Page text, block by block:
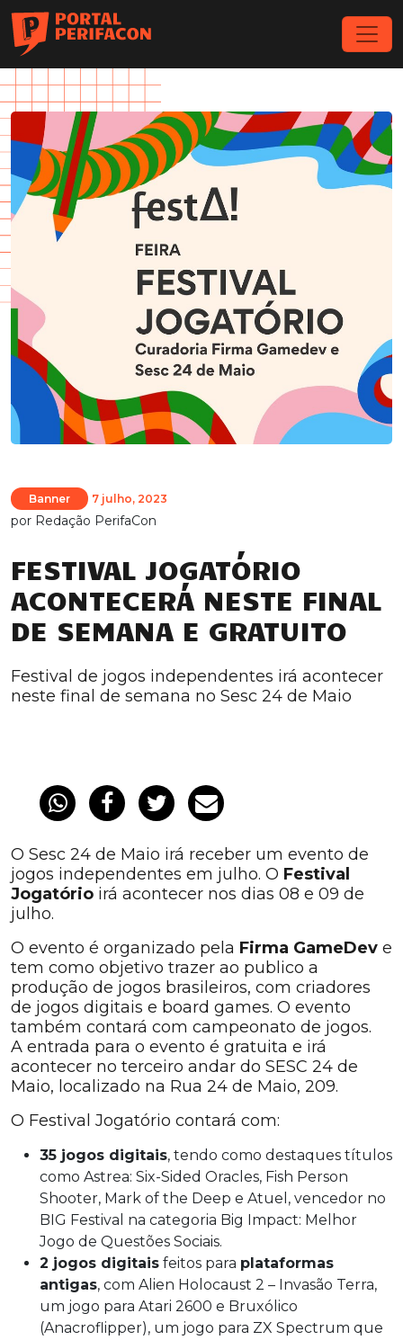
Banner 7 julho, 2023
por Redação PerifaCon
FESTIVAL JOGATÓRIO
ACONTECERÁ NESTE FINAL
DE SEMANA E GRATUITO
Festival de jogos independentes irá acontecer
neste final de semana no Sesc 24 de Maio
O Sesc 24 de Maio irá receber um evento de
jogos independentes em julho. O Festival
Jogatório irá acontecer nos dias 08 e 09 de
julho.
O evento é organizado pela Firma GameDev e
tem como objetivo trazer ao publico a
produção de jogos brasileiros, com criadores
de jogos digitais e board games. O evento
também contará com campeonato de jogos.
A entrada para o evento é gratuita e irá
acontecer no terceiro andar do SESC 24 de
Maio, localizado na Rua 24 de Maio, 209.
O Festival Jogatório contará com:
35 jogos digitais, tendo como destaques títulos
como Astrea: Six-Sided Oracles, Fish Person
Shooter, Mark of the Deep e Atuel, vencedor no
BIG Festival na categoria Big Impact: Melhor
Jogo de Questões Sociais.
2 jogos digitais feitos para plataformas
antigas, com Alien Holocaust 2 – Invasão Terra,
um jogo para Atari 2600 e Bruxólico
(Anacroflipper), um jogo para ZX Spectrum que